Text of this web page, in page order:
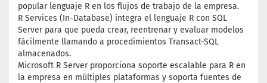
popular lenguaje R en los flujos de trabajo de la empresa.
R Services (In-Database) integra el lenguaje R con SQL
Server para que pueda crear, reentrenar y evaluar modelos
fácilmente llamando a procedimientos Transact-SQL
almacenados.
Microsoft R Server proporciona soporte escalable para R en
la empresa en múltiples plataformas y soporta fuentes de